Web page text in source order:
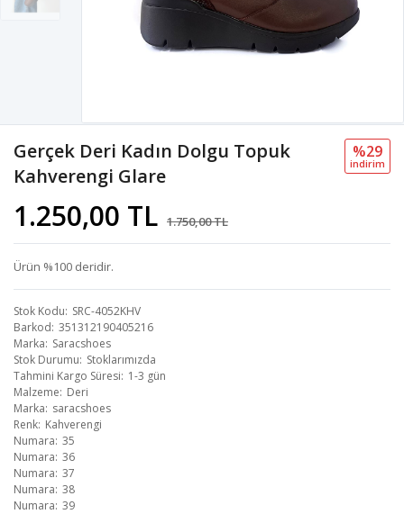
Gerçek Deri Kadın Dolgu Topuk
Kahverengi Glare
1.250,00 TL 1.750,00 TL
%29
i̇ndi̇ri̇m
Ürün %100 deridir.
Stok Kodu SRC-4052KHV
Barkod 351312190405216
Marka Saracshoes
Stok Durumu Stoklarımızda
Tahmini Kargo Süresi 1-3 gün
Malzeme Deri
Marka saracshoes
Renk Kahverengi
Numara 35
Numara 36
Numara 37
Numara 38
Numara 39